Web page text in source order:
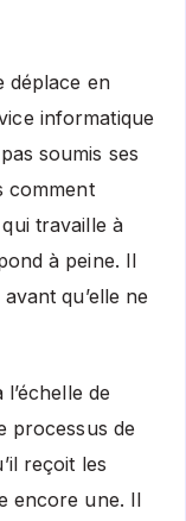
déplace en
informatique
soumis ses
comment
travaille à
à peine. Il
qu’elle ne
de
processus de
reçoit les
encore une. Il